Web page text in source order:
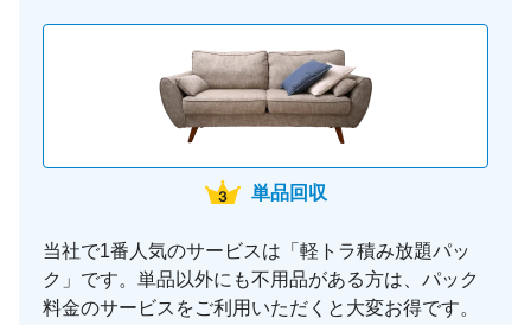
単品回収
当社で1番人気のサービスは「軽トラ積み放題パッ
ク」です。単品以外にも不用品がある方は、パック
料金のサービスをご利用いただくと大変お得です。